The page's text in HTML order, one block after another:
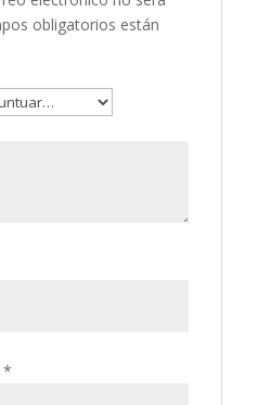
obligatorios están
*